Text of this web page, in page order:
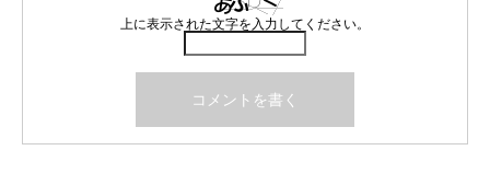
上に表示された文字を入力してください。